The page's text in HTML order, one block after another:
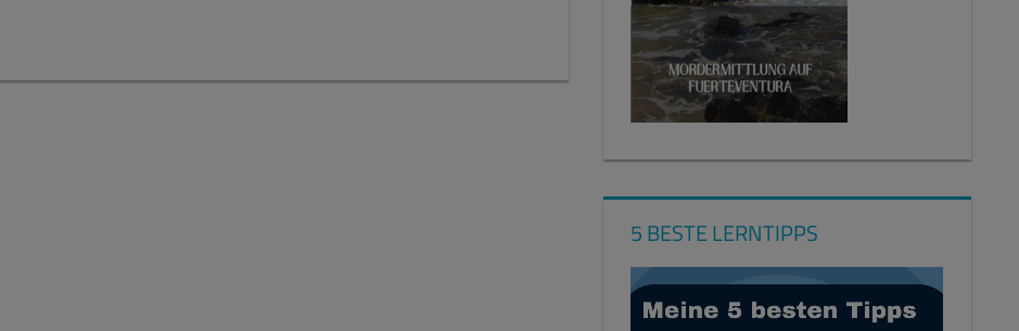
5 BESTE LERNTIPPS
Video-
Player